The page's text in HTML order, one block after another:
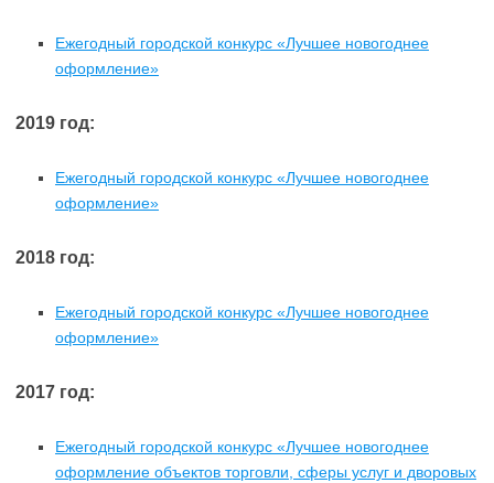
Ежегодный городской конкурс «Лучшее новогоднее
оформление»
2019 год:
Ежегодный городской конкурс «Лучшее новогоднее
оформление»
2018 год:
Ежегодный городской конкурс «Лучшее новогоднее
оформление»
2017 год:
Ежегодный городской конкурс «Лучшее новогоднее
оформление объектов торговли, сферы услуг и дворовых